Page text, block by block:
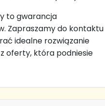
to gwarancja
Zapraszamy do kontaktu
idealne rozwiązanie
oferty, która podniesie